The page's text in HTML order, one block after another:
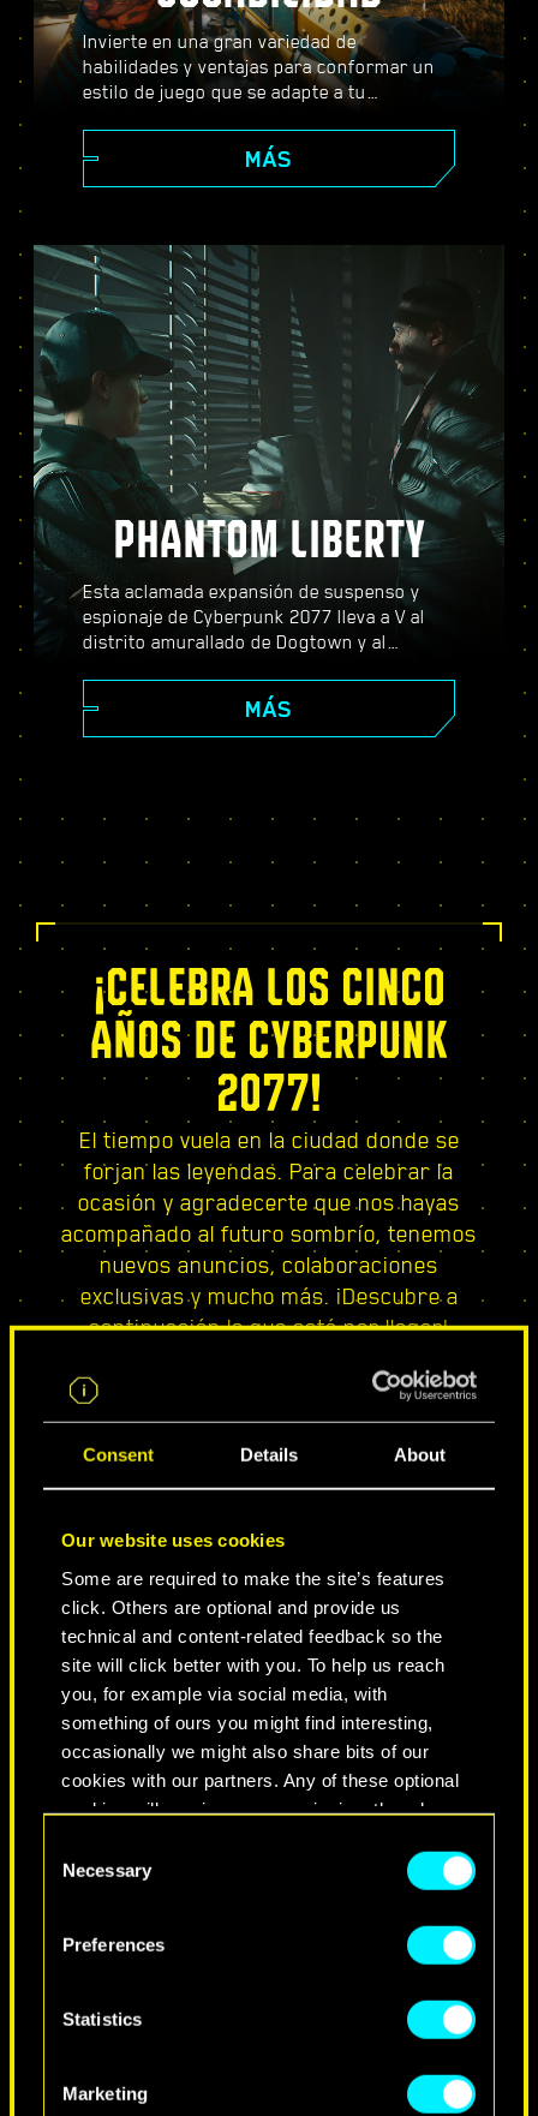
Consent Details About
Our website uses cookies
Some are required to make the site’s features
click. Others are optional and provide us
technical and content-related feedback so the
site will click better with you. To help us reach
you, for example via social media, with
something of ours you might find interesting,
occasionally we might also share bits of our
cookies with our partners. Any of these optional
cookies will require your permission, though.
You’ll find all the details regarding our use of
cookies and tweak your preferences regarding
Selection
Necessary
Preferences
Statistics
Marketing
Invierte en una gran variedad de
habilidades y ventajas para conformar un
estilo de juego que se adapte a tu
hackeo e implantes corporales que se
pueden subir de nivel para convertirte en el
mejor mercenario de la ciudad. Entabla
enemigos desde lejos o infíltrate con sigilo
en lugares fuertemente vigilados.
MÁS
PHANTOM LIBERTY
Esta aclamada expansión de suspenso y
espionaje de Cyberpunk 2077 lleva a V al
distrito amurallado de Dogtown y al
en agente secreto y vive una apasionante
historia repleta de giros dramáticos y
decisiones que cambiarán tu destino;
dinámicas misiones de mundo abierto,
más!
MÁS
¡CELEBRA LOS CINCO
AÑOS DE CYBERPUNK
2077!
El tiempo vuela en la ciudad donde se
forjan las leyendas. Para celebrar la
ocasión y agradecerte que nos hayas
acompañado al futuro sombrío, tenemos
nuevos anuncios, colaboraciones
exclusivas y mucho más. ¡Descubre a
continuación lo que está por llegar!
CIUDAD DE LEYENDAS
NEVER FADE AWAY